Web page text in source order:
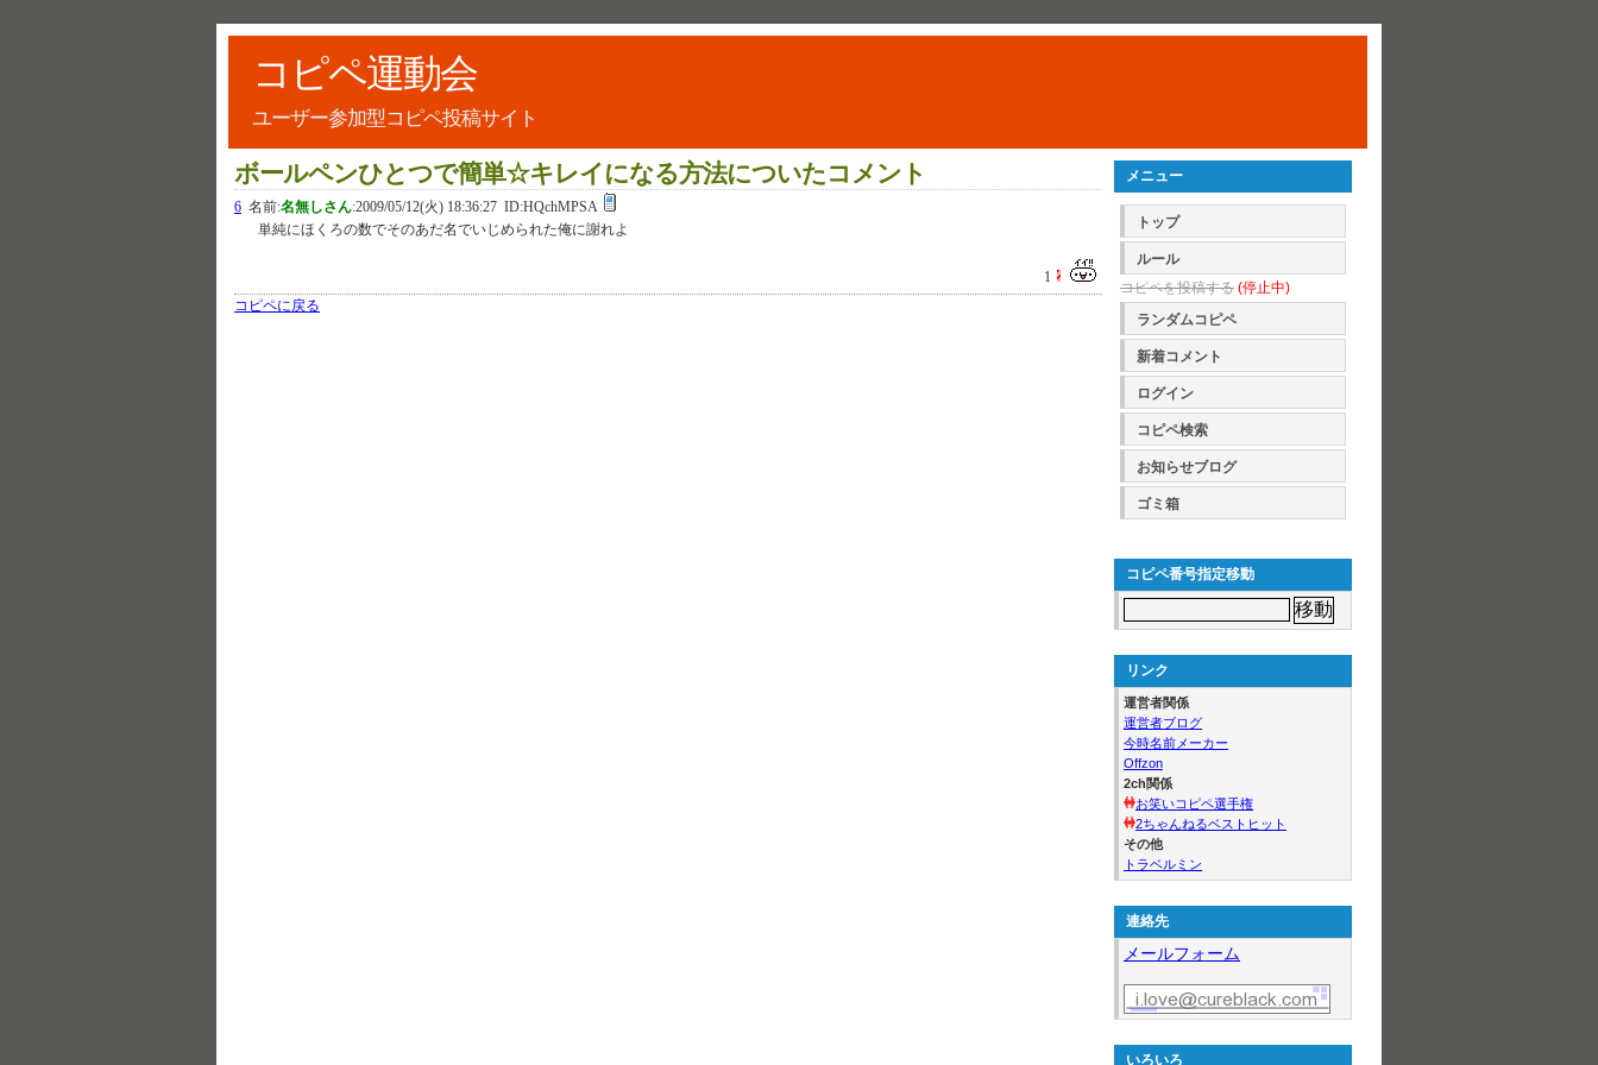
コピペ運動会
ユーザー参加型コピペ投稿サイト
ボールペンひとつで簡単☆キレイになる方法についたコメント
6 名前:名無しさん:2009/05/12(火) 18:36:27 ID:HQchMPSA
単純にほくろの数でそのあだ名でいじめられた俺に謝れよ
1
コピペに戻る
メニュー
トップ
ルール
コピペを投稿する (停止中)
ランダムコピペ
新着コメント
ログイン
コピペ検索
お知らせブログ
ゴミ箱
コピペ番号指定移動
リンク
運営者関係
運営者ブログ
今時名前メーカー
Offzon
2ch関係
お笑いコピペ選手権
2ちゃんねるベストヒット
その他
トラベルミン
連絡先
メールフォーム
いろいろ